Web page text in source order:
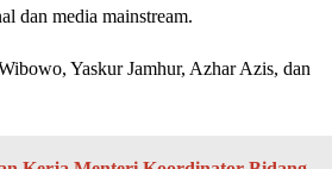
dan media mainstream.
Yaskur Jamhur, Azhar Azis, dan